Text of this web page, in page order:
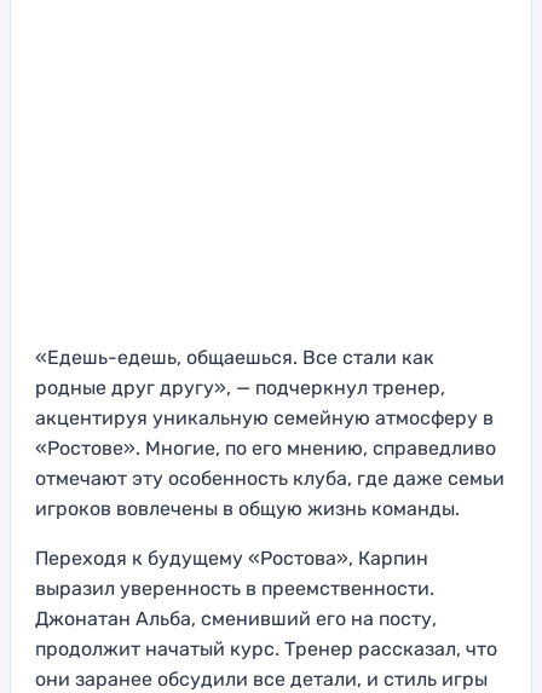
«Едешь-едешь, общаешься. Все стали как
родные друг другу», — подчеркнул тренер,
акцентируя уникальную семейную атмосферу в
«Ростове». Многие, по его мнению, справедливо
отмечают эту особенность клуба, где даже семьи
игроков вовлечены в общую жизнь команды.
Переходя к будущему «Ростова», Карпин
выразил уверенность в преемственности.
Джонатан Альба, сменивший его на посту,
продолжит начатый курс. Тренер рассказал, что
они заранее обсудили все детали, и стиль игры